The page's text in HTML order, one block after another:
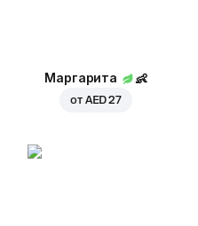
Маргарита 👶
от AED 27